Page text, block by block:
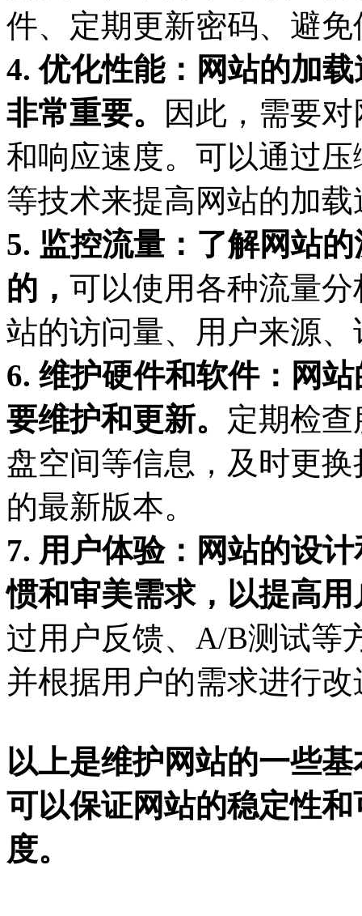
件、定期更新密码、避
4. 优化性能：网站的加
非常重要。
因此，需要
和响应速度。可以通过
等技术来提高网站的加载
5. 监控流量：了解网站
的， 可以使用各种流量
站的访问量、用户来源
6. 维护硬件和软件：网
要维护和更新。 定期检
盘空间等信息，及时更
的最新版本。
7. 用户体验：网站的设
惯和审美需求，以提高
过用户反馈、A/B测试等
并根据用户的需求进行
以上是维护网站的一些
可以保证网站的稳定性
度。